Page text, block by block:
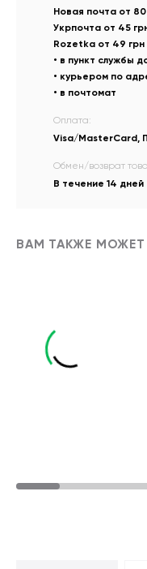
Новая почта от 80
Укрпочта от 45
Rozetka от 49 грн
• в пункт службы
• курьером по
• в почтомат
Оплата:
Visa/MasterCard,
Обмен/возврат
В течение 14 дней
ВАМ ТАКЖЕ